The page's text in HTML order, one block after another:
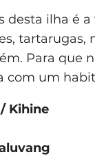
desta ilha é
tartarugas,
Para que
com um
Kihine